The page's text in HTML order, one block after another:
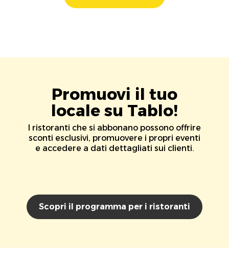
Promuovi il tuo
locale su Tablo!
I ristoranti che si abbonano possono offrire
sconti esclusivi, promuovere i propri eventi
e accedere a dati dettagliati sui clienti.
Scopri il programma per i ristoranti